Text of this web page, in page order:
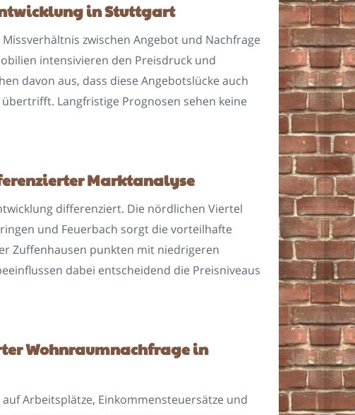
in Stuttgart
zwischen Angebot und Nachfrage
intensivieren den Preisdruck und
davon aus, dass diese Angebotslücke auch
Langfristige Prognosen sehen keine
Marktanalyse
differenziert. Die nördlichen Viertel
und Feuerbach sorgt die vorteilhafte
Zuffenhausen punkten mit niedrigeren
dabei entscheidend die Preisniveaus
Wohnraumnachfrage in
Arbeitsplätze, Einkommensteuersätze und